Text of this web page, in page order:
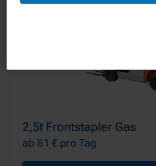
2,5t Frontstapler Gas
ab 81 € pro Tag